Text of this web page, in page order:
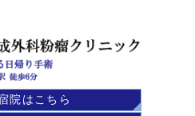
院はこちら